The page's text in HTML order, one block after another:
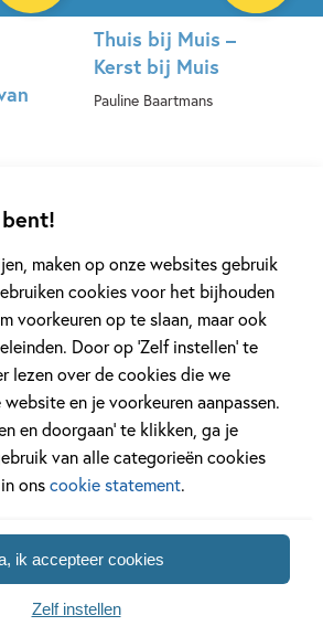
maken op onze websites gebruik
cookies voor het bijhouden
voorkeuren op te slaan, maar ook
Door op ‘Zelf instellen’ te
lezen over de cookies die we
en je voorkeuren aanpassen.
en doorgaan’ te klikken, ga je
van alle categorieën cookies
onscookie statement.
ik accepteer cookies
Zelf instellen
Thuis bij Muis –
Kerst bij Muis
Pauline Baartmans
17,99
Wolken kijken voor
beginners
24,99